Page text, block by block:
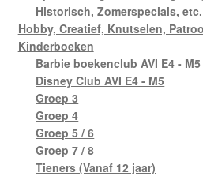
Historisch, Zomerspecials, etc.
Hobby, Creatief, Knutselen,
Kinderboeken
Barbie boekenclub AVI E4 - M5
Disney Club AVI E4 - M5
Groep 3
Groep 4
Groep 5 / 6
Groep 7 / 8
Tieners (Vanaf 12 jaar)